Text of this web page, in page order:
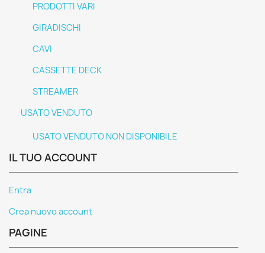
PRODOTTI VARI
GIRADISCHI
CAVI
CASSETTE DECK
STREAMER
USATO VENDUTO
USATO VENDUTO NON DISPONIBILE
IL TUO ACCOUNT
Entra
Crea nuovo account
PAGINE